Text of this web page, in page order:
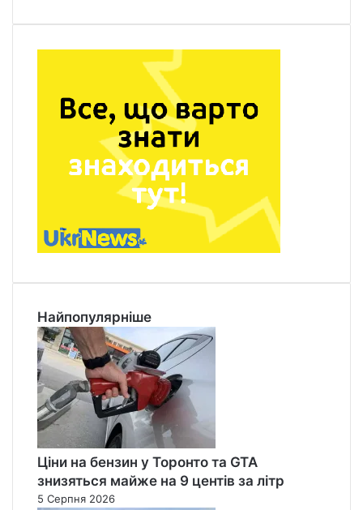
Найпопулярніше
Ціни на бензин у Торонто та GTA
знизяться майже на 9 центів за літр
5 Серпня 2026